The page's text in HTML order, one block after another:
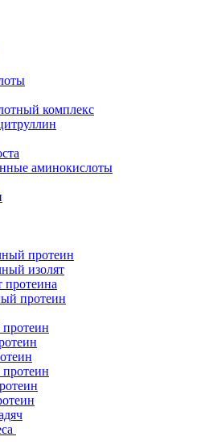
комплекс
аминокислоты
протеин
изолят
протеина
протеин